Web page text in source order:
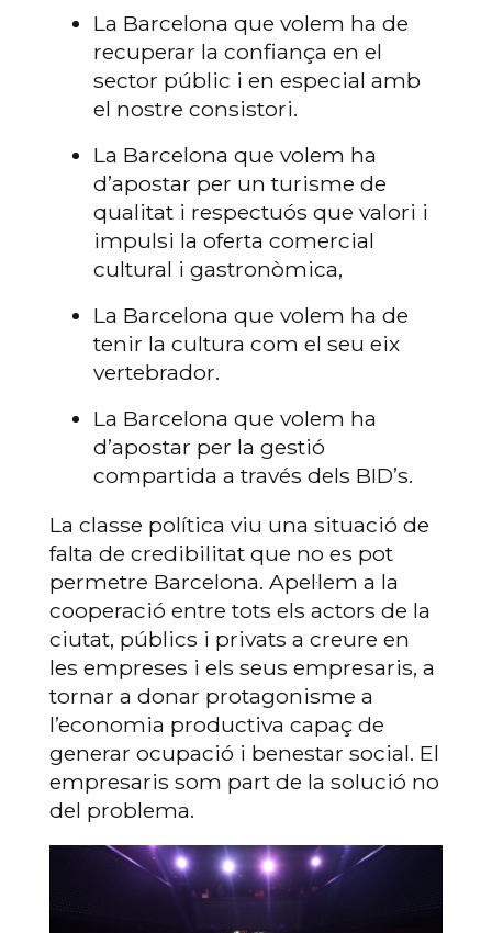
La Barcelona que volem ha de
recuperar la confiança en el
sector públic i en especial amb
el nostre consistori.
La Barcelona que volem ha
d’apostar per un turisme de
qualitat i respectuós que valori i
impulsi la oferta comercial
cultural i gastronòmica,
La Barcelona que volem ha de
tenir la cultura com el seu eix
vertebrador.
La Barcelona que volem ha
d’apostar per la gestió
compartida a través dels BID’s.
La classe política viu una situació de
falta de credibilitat que no es pot
permetre Barcelona. Apel·lem a la
cooperació entre tots els actors de la
ciutat, públics i privats a creure en
les empreses i els seus empresaris, a
tornar a donar protagonisme a
l’economia productiva capaç de
generar ocupació i benestar social. El
empresaris som part de la solució no
del problema.